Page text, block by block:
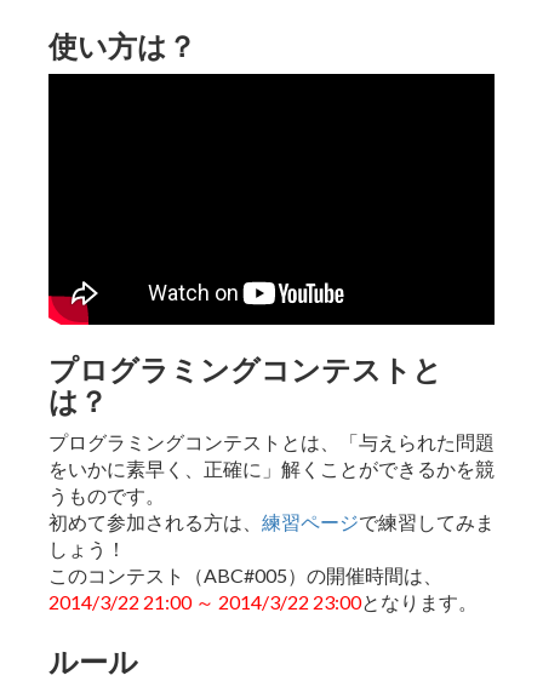
使い方は？
プログラミングコンテストと
は？
プログラミングコンテストとは、「与えられた問題
をいかに素早く、正確に」解くことができるかを競
うものです。
初めて参加される方は、 練習ページで練習してみま
しょう！
このコンテスト（ABC#005）の開催時間は、
2014/3/22 21:00 ～ 2014/3/22 23:00となります。
ルール